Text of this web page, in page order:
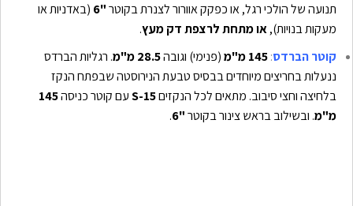
תנועה של הולכי רגל, או כפקק אוורור לצנרת בקוטר"6
(באדניות או
מעקות בנויות),או מתחת לרצפת דק מעץ.
קוטר הברדס:145 מ"מ (פנימי) וגובה28.5 מ"מ
. רגליות הברדס
ננעלות בחריצים מיוחדים בבסיס טבעת הנירוסטה שבפתח הנקז
בלחיצה וחצי סיבוב. מתאים לכל הנקזים15-S עם קוטר כניסה145
מ"מ. ובשילוב בראש צינור בקוטר"6
.